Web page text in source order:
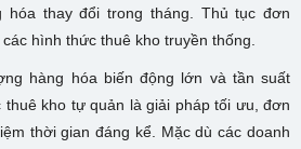
hóa thay đổi trong tháng. Thủ tục đơn
hình thức thuê kho truyền thống.
hàng hóa biến động lớn và tần suất
thuê kho tự quản là giải pháp tối ưu, đơn
thời gian đáng kể. Mặc dù các doanh